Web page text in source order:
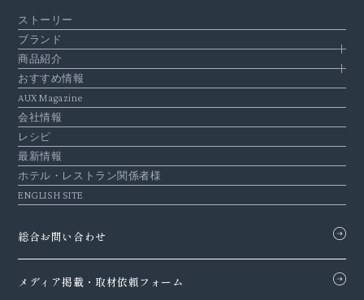
ストーリー
ブランド
商品紹介
おすすめ情報
AUX Magazine
会社情報
レシピ
最新情報
ホテル・レストラン関係者様
ENGLISH SITE
総合お問い合わせ
メディア掲載・取材依頼フォーム